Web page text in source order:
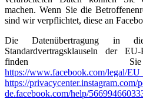
machen. Wenn Sie die
sind wir verpflichtet, diese an
Die Datenübertragung
Standardvertragsklauseln der
finden
https://www.facebook.com/legal/
https://privacycenter.instagram.com/
de.facebook.com/help/